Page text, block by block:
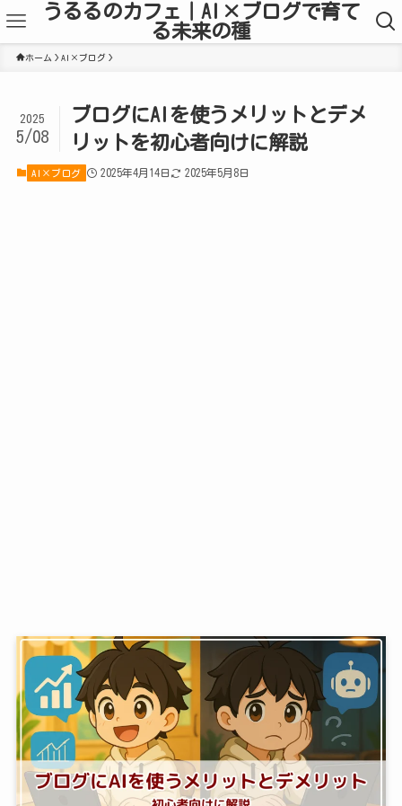
うるるのカフェ｜AI×ブログで育て
る未来の種
ホーム AI×ブログ
ブログにAIを使うメリットとデメ
リットを初心者向けに解説
2025
5/08
AI×ブログ 2025年4月14日 2025年5月8日